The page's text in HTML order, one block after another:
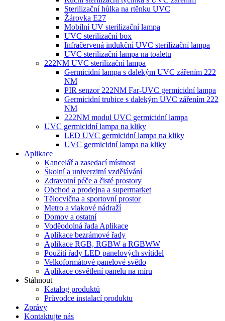
Sterilizační hůlka na rtěnku UVC
Žárovka E27
Mobilní UV sterilizační lampa
UVC sterilizační box
Infračervená indukční UVC sterilizační lampa
UVC sterilizační lampa na toaletu
222NM UVC sterilizační lampa
Germicidní lampa s dalekým UVC zářením 222
NM
PIR senzor 222NM Far-UVC germicidní lampa
Germicidní trubice s dalekým UVC zářením 222
NM
222NM modul UVC germicidní lampa
UVC germicidní lampa na kliky
LED UVC germicidní lampa na kliky
UVC germicidní lampa na kliky
Aplikace
Kancelář a zasedací místnost
Školní a univerzitní vzdělávání
Zdravotní péče a čisté prostory
Obchod a prodejna a supermarket
Tělocvična a sportovní prostor
Metro a vlakové nádraží
Domov a ostatní
Voděodolná řada Aplikace
Aplikace bezrámové řady
Aplikace RGB, RGBW a RGBWW
Použití řady LED panelových svítidel
Velkoformátové panelové světlo
Aplikace osvětlení panelu na míru
Stáhnout
Katalog produktů
Průvodce instalací produktu
Zprávy
Kontaktujte nás